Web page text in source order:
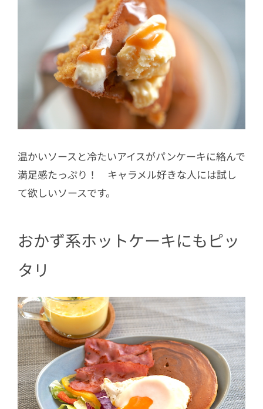
温かいソースと冷たいアイスがパンケーキに絡んで
満足感たっぷり！ キャラメル好きな人には試し
て欲しいソースです。
おかず系ホットケーキにもピッ
タリ